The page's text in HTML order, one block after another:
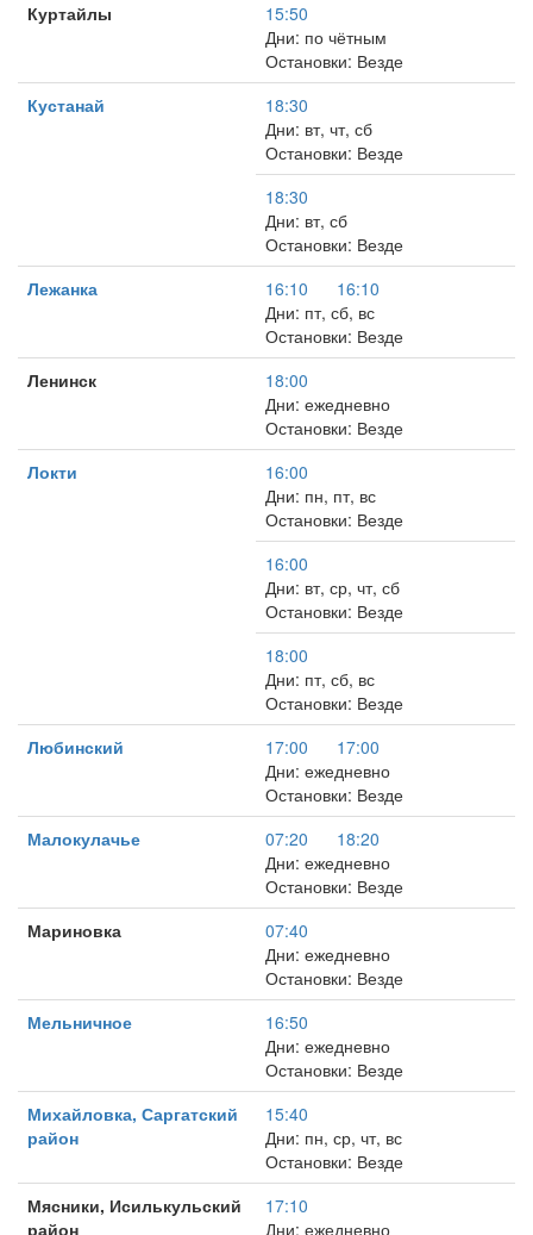
Куртайлы
15:50
Дни: по чётным
Остановки: Везде
Кустанай
18:30
Дни: вт, чт, сб
Остановки: Везде
18:30
Дни: вт, сб
Остановки: Везде
Лежанка
16:10
16:10
Дни: пт, сб, вс
Остановки: Везде
Ленинск
18:00
Дни: ежедневно
Остановки: Везде
Локти
16:00
Дни: пн, пт, вс
Остановки: Везде
16:00
Дни: вт, ср, чт, сб
Остановки: Везде
18:00
Дни: пт, сб, вс
Остановки: Везде
Любинский
17:00
17:00
Дни: ежедневно
Остановки: Везде
Малокулачье
07:20
18:20
Дни: ежедневно
Остановки: Везде
Мариновка
07:40
Дни: ежедневно
Остановки: Везде
Мельничное
16:50
Дни: ежедневно
Остановки: Везде
Михайловка, Саргатский
район
15:40
Дни: пн, ср, чт, вс
Остановки: Везде
Мясники, Исилькульский
район
17:10
Дни: ежедневно